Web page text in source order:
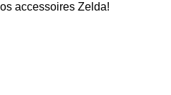
accessoires Zelda!